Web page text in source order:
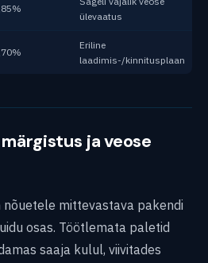
ülevaatus
Eriline
laadimis-/kinnitusplaan
ja veose
nõuetele mittevastava pakendi
osas. Töötlemata paletid
saaja kulul, viivitades